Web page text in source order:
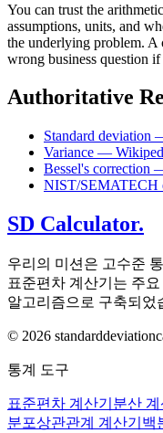
You can trust the
assumptions, units, and
the underlying problem. A
wrong business question
Authoritative
Standard deviation
Variance —
Bessel's correction
NIST/SEMATECH
SD Calculator.
우리의 미션은 고수준
표준편차 계산기는 주
알고리즘으로 구축되었
© 2026
통계 도구
표준편차 계산기 분산 계
분포상관관계 계산기 백